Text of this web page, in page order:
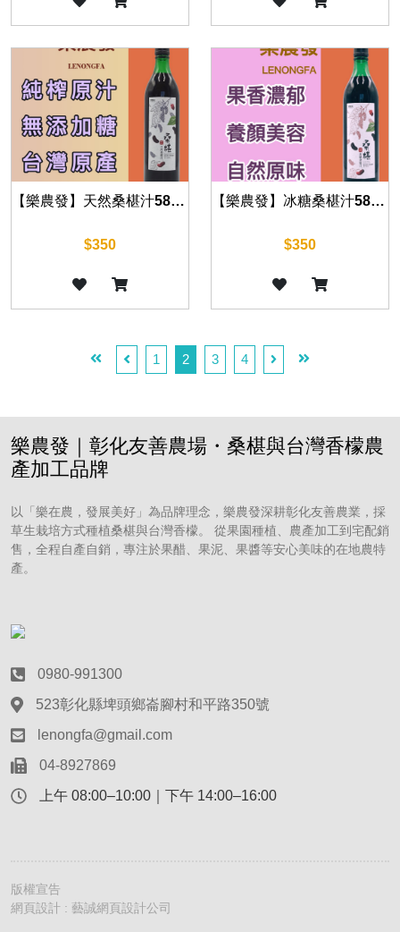
【樂農發】天然桑椹汁580毫升|純榨汁非濃縮汁 口感最新鮮|
$350
【樂農發】冰糖桑椹汁580ml｜台灣桑椹果汁｜非濃縮製程｜無香料防腐劑｜果香濃郁
$350
1 2 3 4
樂農發｜彰化友善農場・桑椹與台灣香檬農
產加工品牌
以「樂在農，發展美好」為品牌理念，樂農發深耕彰化友善農業，採
草生栽培方式種植桑椹與台灣香檬。 從果園種植、農產加工到宅配銷
售，全程自產自銷，專注於果醋、果泥、果醬等安心美味的在地農特
產。
0980-991300
523彰化縣埤頭鄉崙腳村和平路350號
lenongfa@gmail.com
04-8927869
上午 08:00–10:00｜下午 14:00–16:00
版權宣告
網頁設計 : 藝誠網頁設計公司